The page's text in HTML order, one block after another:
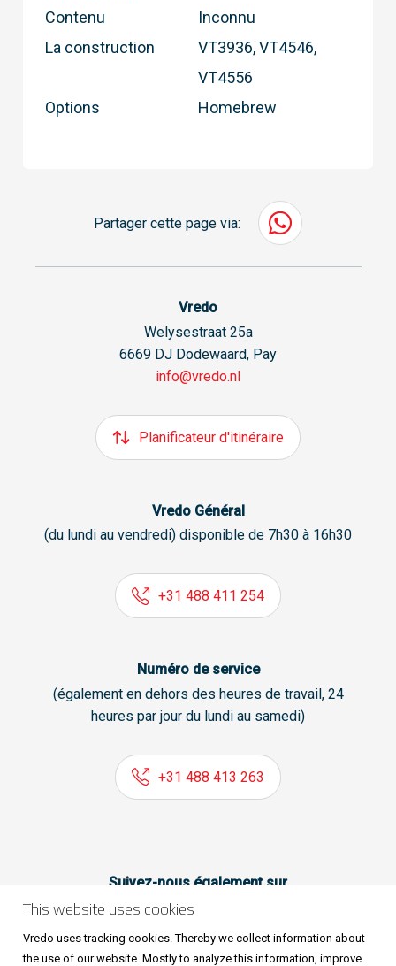
Contenu
Inconnu
La construction
VT3936, VT4546,
VT4556
Options
Homebrew
Partager cette page via:
Vredo
Welysestraat 25a
6669 DJ Dodewaard, Pay
info@vredo.nl
Planificateur d'itinéraire
Vredo Général
(du lundi au vendredi) disponible de 7h30 à 16h30
+31 488 411 254
Numéro de service
(également en dehors des heures de travail, 24
heures par jour du lundi au samedi)
+31 488 413 263
Suivez-nous également sur
This website uses cookies
Vredo uses tracking cookies. Thereby we collect information about
the use of our website. Mostly to analyze this information, improve